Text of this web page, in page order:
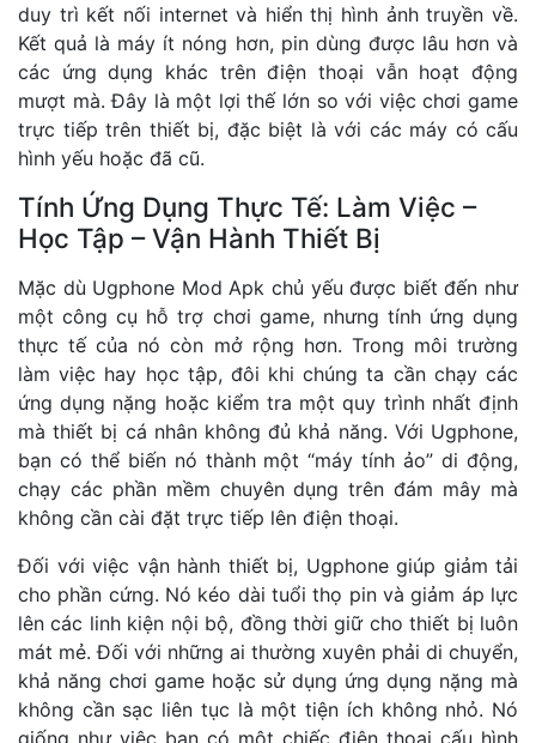
duy trì kết nối internet và hiển thị hình ảnh truyền về.
Kết quả là máy ít nóng hơn, pin dùng được lâu hơn và
các ứng dụng khác trên điện thoại vẫn hoạt động
mượt mà. Đây là một lợi thế lớn so với việc chơi game
trực tiếp trên thiết bị, đặc biệt là với các máy có cấu
hình yếu hoặc đã cũ.
Tính Ứng Dụng Thực Tế: Làm Việc –
Học Tập – Vận Hành Thiết Bị
Mặc dù Ugphone Mod Apk chủ yếu được biết đến như
một công cụ hỗ trợ chơi game, nhưng tính ứng dụng
thực tế của nó còn mở rộng hơn. Trong môi trường
làm việc hay học tập, đôi khi chúng ta cần chạy các
ứng dụng nặng hoặc kiểm tra một quy trình nhất định
mà thiết bị cá nhân không đủ khả năng. Với Ugphone,
bạn có thể biến nó thành một “máy tính ảo” di động,
chạy các phần mềm chuyên dụng trên đám mây mà
không cần cài đặt trực tiếp lên điện thoại.
Đối với việc vận hành thiết bị, Ugphone giúp giảm tải
cho phần cứng. Nó kéo dài tuổi thọ pin và giảm áp lực
lên các linh kiện nội bộ, đồng thời giữ cho thiết bị luôn
mát mẻ. Đối với những ai thường xuyên phải di chuyển,
khả năng chơi game hoặc sử dụng ứng dụng nặng mà
không cần sạc liên tục là một tiện ích không nhỏ. Nó
giống như việc bạn có một chiếc điện thoại cấu hình